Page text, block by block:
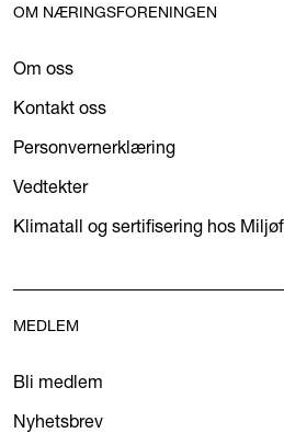
OM NÆRINGSFORENINGEN
Om oss
Kontakt oss
Personvernerklæring
Vedtekter
Klimatall og sertifisering hos
MEDLEM
Bli medlem
Nyhetsbrev